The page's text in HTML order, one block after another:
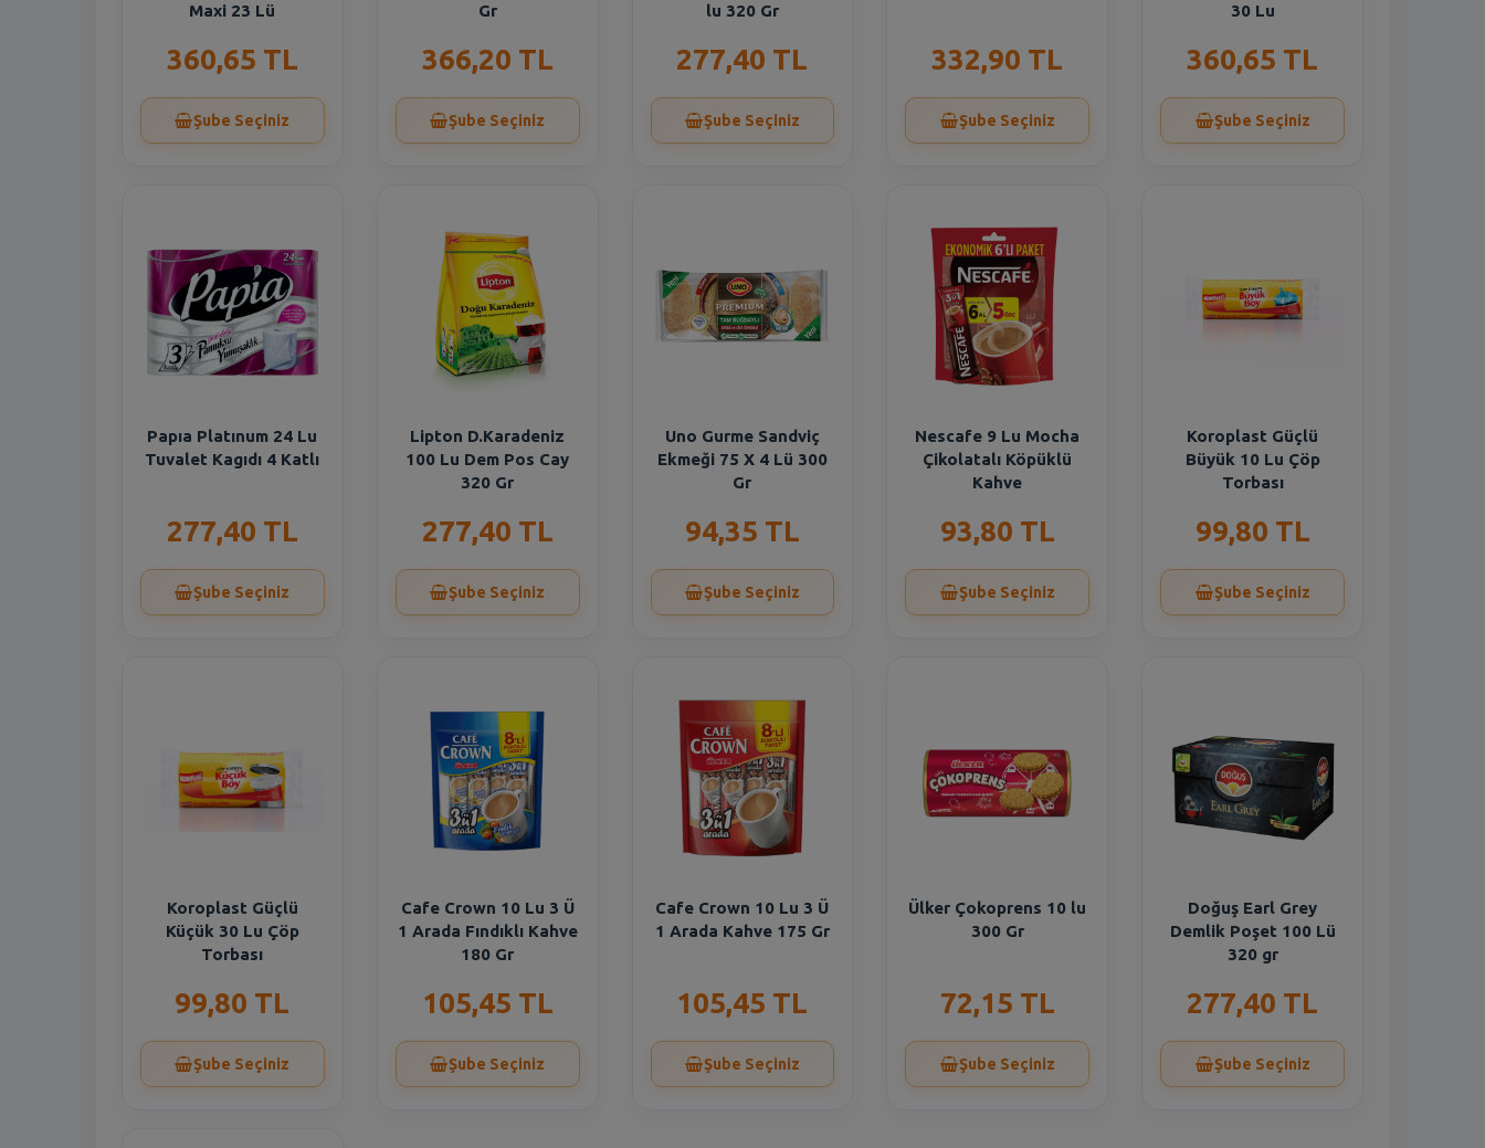
Maxi 23 Lü
360,65 TL
Şube Seçiniz
Gr
366,20 TL
Şube Seçiniz
lu 320 Gr
277,40 TL
Şube Seçiniz
332,90 TL
Şube Seçiniz
30 Lu
360,65 TL
Şube Seçiniz
Papıa Platınum 24 Lu
Tuvalet Kagıdı 4 Katlı
277,40 TL
Şube Seçiniz
Lipton D.Karadeniz
100 Lu Dem Pos Cay
320 Gr
277,40 TL
Şube Seçiniz
Uno Gurme Sandviç
Ekmeği 75 X 4 Lü 300
Gr
94,35 TL
Şube Seçiniz
Nescafe 9 Lu Mocha
Çikolatalı Köpüklü
Kahve
93,80 TL
Şube Seçiniz
Koroplast Güçlü
Büyük 10 Lu Çöp
Torbası
99,80 TL
Şube Seçiniz
Koroplast Güçlü
Küçük 30 Lu Çöp
Torbası
99,80 TL
Şube Seçiniz
Cafe Crown 10 Lu 3 Ü
1 Arada Fındıklı Kahve
180 Gr
105,45 TL
Şube Seçiniz
Cafe Crown 10 Lu 3 Ü
1 Arada Kahve 175 Gr
105,45 TL
Şube Seçiniz
Ülker Çokoprens 10 lu
300 Gr
72,15 TL
Şube Seçiniz
Doğuş Earl Grey
Demlik Poşet 100 Lü
320 gr
277,40 TL
Şube Seçiniz